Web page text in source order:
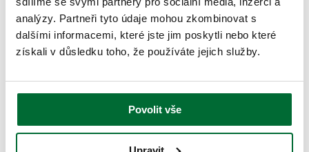
analýzy. Partneři tyto údaje mohou zkombinovat s
dalšími informacemi, které jste jim poskytli nebo které
získali v důsledku toho, že používáte jejich služby.
Povolit vše